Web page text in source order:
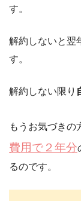
す。
解約しないと翌
す。
解約しない限り
もうお気づきの
費用で２年分
るのです。